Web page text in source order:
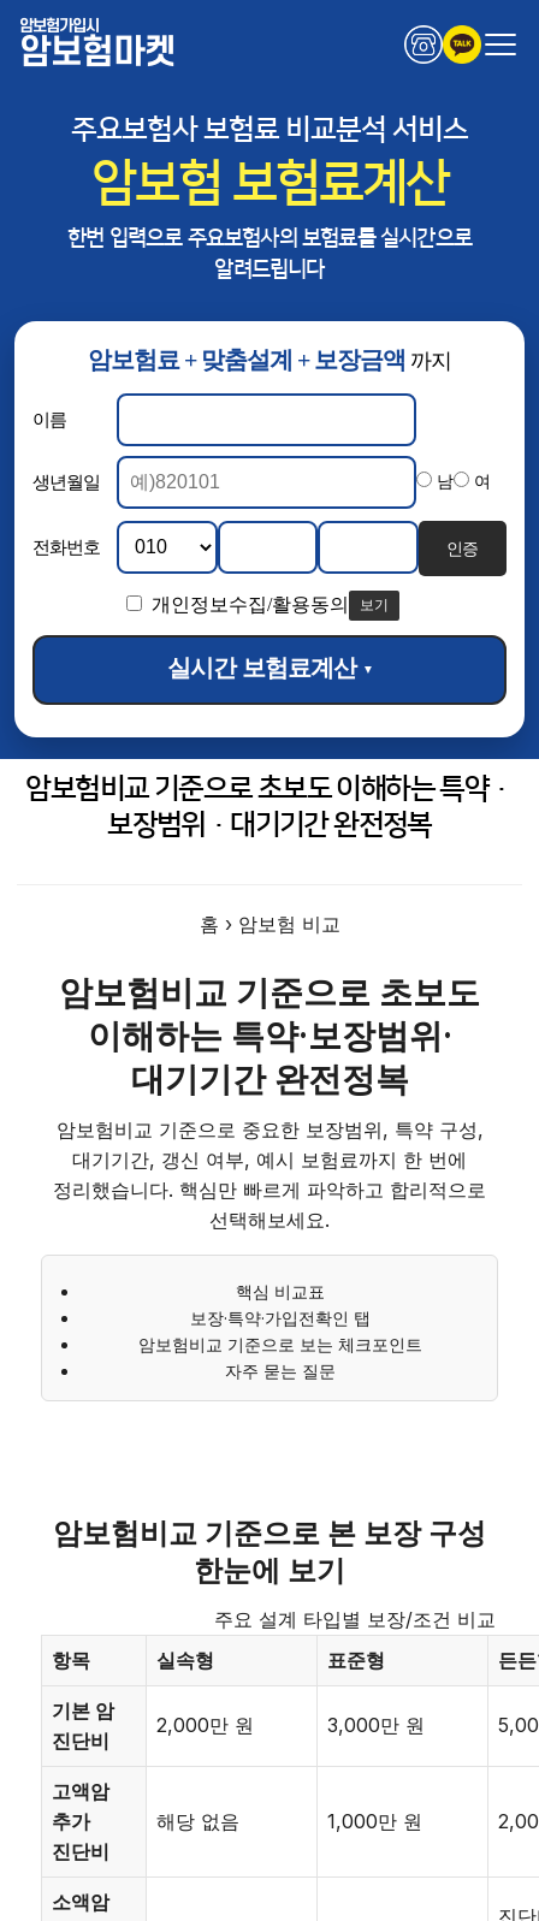
암보험가입시
암보험마켓
암보험료 + 맞춤설계 + 보장금액 까지
이름
생년월일 남 여
전화번호 인증
개인정보수집/활용동의 보기
실시간 보험료계산 ▼
주요보험사 보험료 비교분석 서비스
암보험 보험료계산
한번 입력으로 주요보험사의 보험료를 실시간으로
알려드립니다
암보험비교 기준으로 초보도 이해하는 특약·
보장범위·대기기간 완전정복
홈 › 암보험 비교
암보험비교 기준으로 초보도
이해하는 특약·보장범위·
대기기간 완전정복
암보험비교 기준으로 중요한 보장범위, 특약 구성,
대기기간, 갱신 여부, 예시 보험료까지 한 번에
정리했습니다. 핵심만 빠르게 파악하고 합리적으로
선택해보세요.
핵심 비교표
보장·특약·가입전확인 탭
암보험비교 기준으로 보는 체크포인트
자주 묻는 질문
암보험비교 기준으로 본 보장 구성
한눈에 보기
주요 설계 타입별 보장/조건 비교
항목
실속형 표준형 든
기본 암
진단비
2,000만 원 3,000만 원
고액암
추가
진단비
해당 없음 1,000만 원
소액암
진